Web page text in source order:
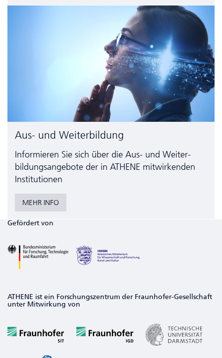
Aus- und Weiterbildung
Informieren Sie sich über die Aus- und Weiter­
bildungs­angebote der in ATHENE mitwirkenden
Institutionen
MEHR INFO
Gefördert von
ATHENE ist ein Forschungszentrum der Fraunhofer-Gesellschaft
unter Mitwirkung von